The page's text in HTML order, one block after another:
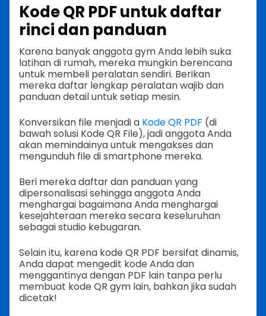
Kode QR PDF untuk daftar
rinci dan panduan
Karena banyak anggota gym Anda lebih suka
latihan di rumah, mereka mungkin berencana
untuk membeli peralatan sendiri. Berikan
mereka daftar lengkap peralatan wajib dan
panduan detail untuk setiap mesin.
Konversikan file menjadi a Kode QR PDF (di
bawah solusi Kode QR File), jadi anggota Anda
akan memindainya untuk mengakses dan
mengunduh file di smartphone mereka.
Beri mereka daftar dan panduan yang
dipersonalisasi sehingga anggota Anda
menghargai bagaimana Anda menghargai
kesejahteraan mereka secara keseluruhan
sebagai studio kebugaran.
Selain itu, karena kode QR PDF bersifat dinamis,
Anda dapat mengedit kode Anda dan
menggantinya dengan PDF lain tanpa perlu
membuat kode QR gym lain, bahkan jika sudah
dicetak!